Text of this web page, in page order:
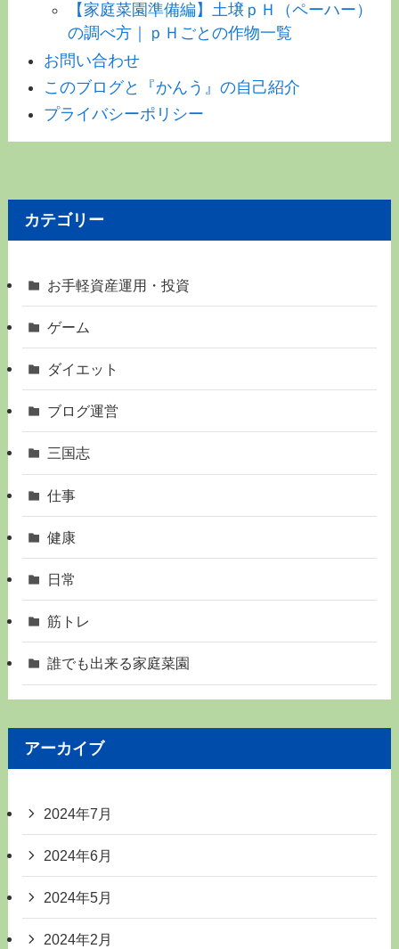
【家庭菜園準備編】土壌ｐＨ（ペーハー）
の調べ方｜ｐＨごとの作物一覧
お問い合わせ
このブログと『かんう』の自己紹介
プライバシーポリシー
カテゴリー
お手軽資産運用・投資
ゲーム
ダイエット
ブログ運営
三国志
仕事
健康
日常
筋トレ
誰でも出来る家庭菜園
アーカイブ
2024年7月
2024年6月
2024年5月
2024年2月